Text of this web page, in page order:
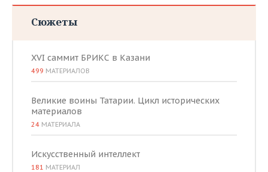
Сюжеты
XVI саммит БРИКС в Казани
499 МАТЕРИАЛОВ
Великие воины Татарии. Цикл исторических
материалов
24 МАТЕРИАЛА
Искусственный интеллект
181 МАТЕРИАЛ